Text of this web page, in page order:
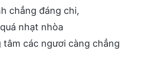
chẳng đáng chi,
nhạt nhòa
các ngươi càng chẳng